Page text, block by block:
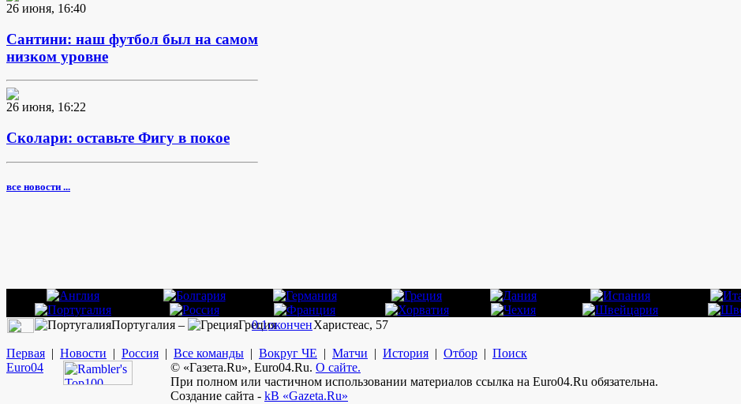
26 июня, 16:40
Сантини: наш футбол был на самом
низком уровне
26 июня, 16:22
Сколари: оставьте Фигу в покое
все новости ...
Португалия – Греция
0:1оконченХаристеас, 57
Первая | Новости | Россия | Все команды | Вокруг ЧЕ | Матчи | История | Отбор | Поиск
Euro04 © «Газета.Ru», Euro04.Ru. О сайте.
При полном или частичном использовании материалов ссылка на Euro04.Ru обязательна.
Создание сайта - kB «Gazeta.Ru»